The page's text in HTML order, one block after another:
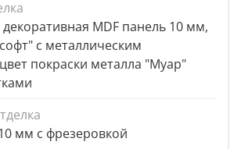
MDF панель 10 мм,
с металлическим
покраски металла "Муар"
мм с фрезеровкой